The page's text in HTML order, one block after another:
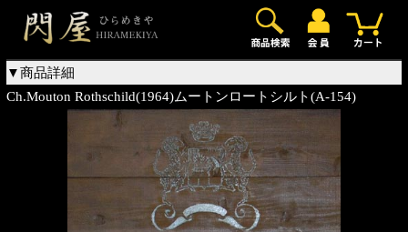
▼商品詳細
Ch.Mouton Rothschild(1964)ムートンロートシルト(A-154)